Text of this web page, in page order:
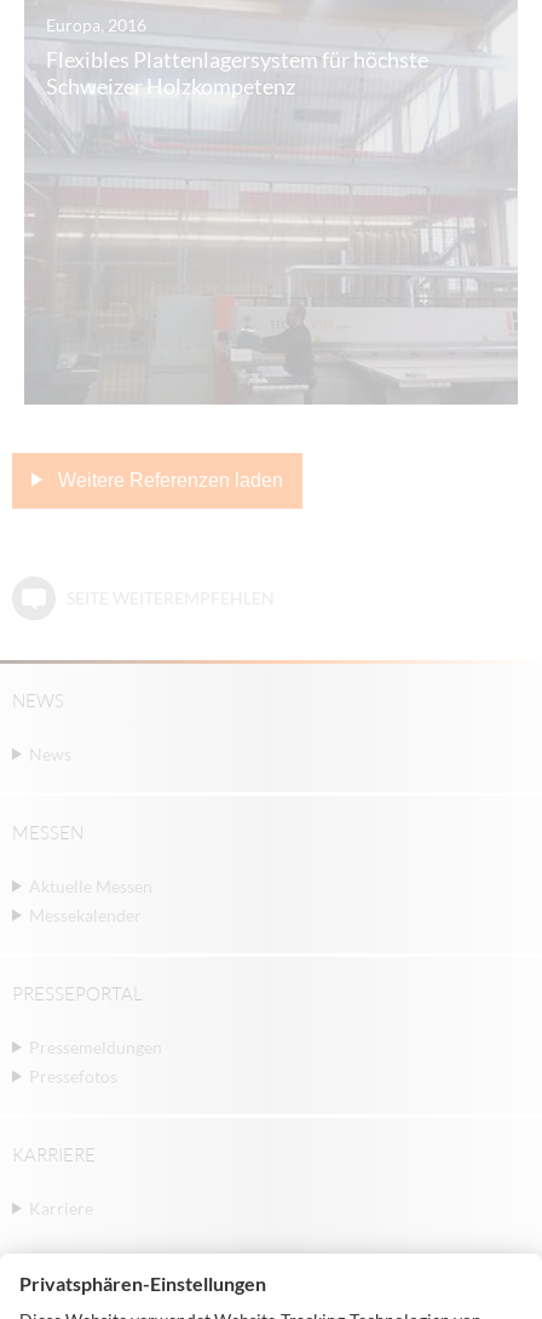
Europa, 2016
Flexibles Plattenlagersystem für höchste
Schweizer Holzkompetenz
Weitere Referenzen laden
NEWS
News
MESSEN
Aktuelle Messen
Messekalender
PRESSEPORTAL
Pressemeldungen
Pressefotos
KARRIERE
Karriere